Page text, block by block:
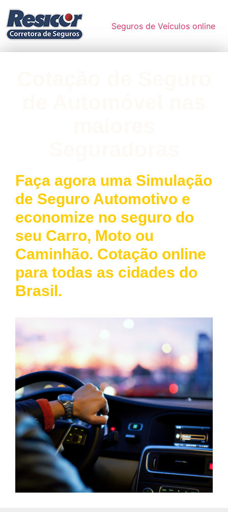
Seguros de Veículos online
Faça agora uma Simulação
de Seguro Automotivo e
economize no seguro do
seu Carro, Moto ou
Caminhão. Cotação online
para todas as cidades do
Brasil.